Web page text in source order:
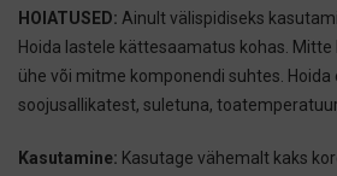
HOIATUSED: Ainult välispidiseks
Hoida lastele kättesaamatus kohas. Mitte
ühe või mitme komponendi suhtes. Hoida
soojusallikatest, suletuna,
Kasutamine: Kasutage vähemalt kaks